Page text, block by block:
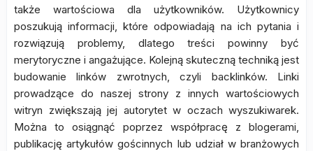
także wartościowa dla użytkowników. Użytkownicy
poszukują informacji, które odpowiadają na ich pytania i
rozwiązują problemy, dlatego treści powinny być
merytoryczne i angażujące. Kolejną skuteczną techniką jest
budowanie linków zwrotnych, czyli backlinków. Linki
prowadzące do naszej strony z innych wartościowych
witryn zwiększają jej autorytet w oczach wyszukiwarek.
Można to osiągnąć poprzez współpracę z blogerami,
publikację artykułów gościnnych lub udział w branżowych